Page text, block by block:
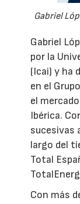
Gabriel
Gabriel
por la
(Icai) y ha
en el
el
Ibérica.
sucesivas
largo del
Total
Con más